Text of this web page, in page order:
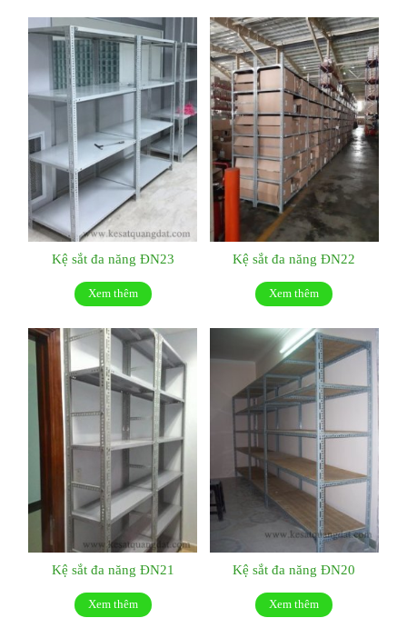
Kệ sắt đa năng ĐN23
Xem thêm
Kệ sắt đa năng ĐN22
Xem thêm
Kệ sắt đa năng ĐN21
Xem thêm
Kệ sắt đa năng ĐN20
Xem thêm